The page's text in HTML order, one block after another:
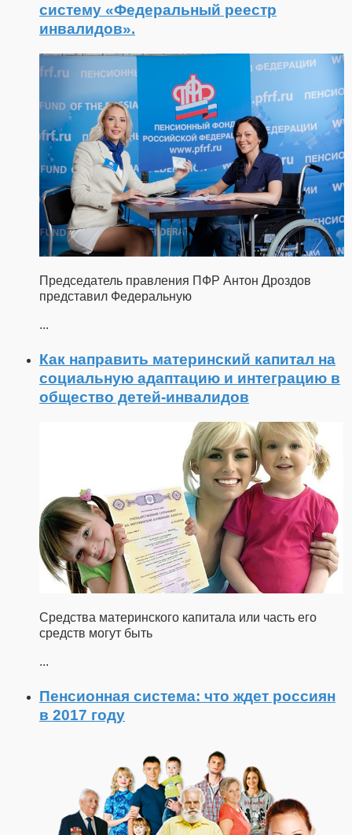
систему «Федеральный реестр
инвалидов».
Председатель правления ПФР Антон Дроздов
представил Федеральную
...
Как направить материнский капитал на
социальную адаптацию и интеграцию в
общество детей-инвалидов
Средства материнского капитала или часть его
средств могут быть
...
Пенсионная система: что ждет россиян
в 2017 году